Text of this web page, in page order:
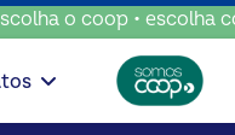
coop • escolha